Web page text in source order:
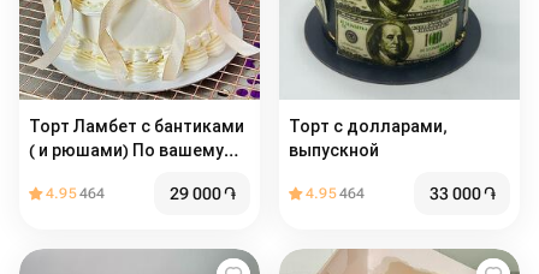
Торт Ламбет с бантиками
( и рюшами) По вашему
добавить надпись
4.95464 29 000֏
Торт с долларами,
выпускной
4.95464 33 000֏